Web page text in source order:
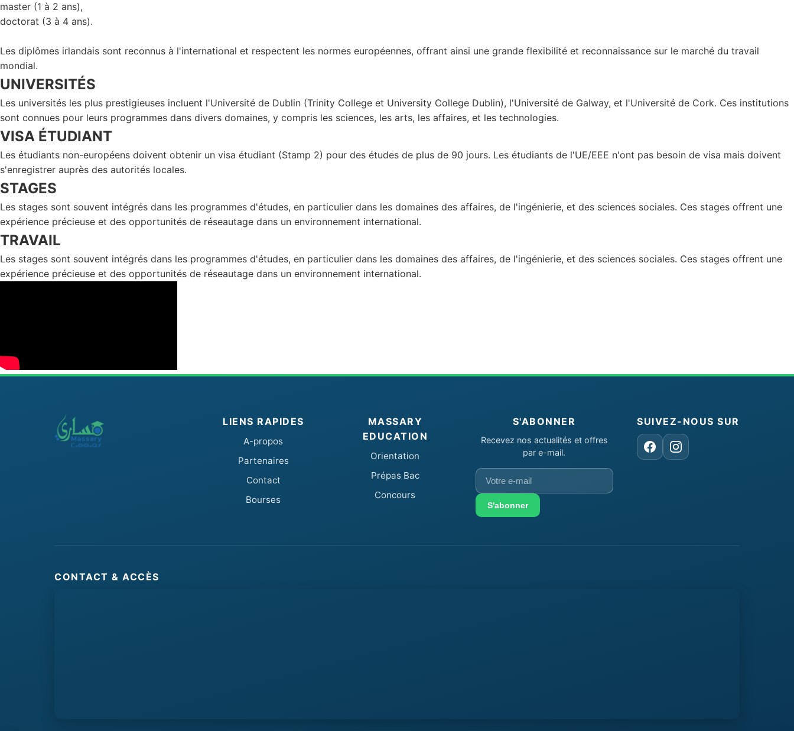
master (1 à 2 ans),
doctorat (3 à 4 ans).
Les diplômes irlandais sont reconnus à l'international et respectent les normes européennes, offrant ainsi une grande flexibilité et reconnaissance sur le marché du travail
mondial.
UNIVERSITÉS
Les universités les plus prestigieuses incluent l'Université de Dublin (Trinity College et University College Dublin), l'Université de Galway, et l'Université de Cork. Ces institutions
sont connues pour leurs programmes dans divers domaines, y compris les sciences, les arts, les affaires, et les technologies.
VISA ÉTUDIANT
Les étudiants non-européens doivent obtenir un visa étudiant (Stamp 2) pour des études de plus de 90 jours. Les étudiants de l'UE/EEE n'ont pas besoin de visa mais doivent
s'enregistrer auprès des autorités locales.
STAGES
Les stages sont souvent intégrés dans les programmes d'études, en particulier dans les domaines des affaires, de l'ingénierie, et des sciences sociales. Ces stages offrent une
expérience précieuse et des opportunités de réseautage dans un environnement international.
TRAVAIL
Les stages sont souvent intégrés dans les programmes d'études, en particulier dans les domaines des affaires, de l'ingénierie, et des sciences sociales. Ces stages offrent une
expérience précieuse et des opportunités de réseautage dans un environnement international.
LIENS RAPIDES
A-propos
Partenaires
Contact
Bourses
MASSARY
EDUCATION
Orientation
Prépas Bac
Concours
S'ABONNER
Recevez nos actualités et offres
par e-mail.
Votre
e-
mailS'abonner
SUIVEZ-NOUS SUR
FacebookInstagram
CONTACT & ACCÈS